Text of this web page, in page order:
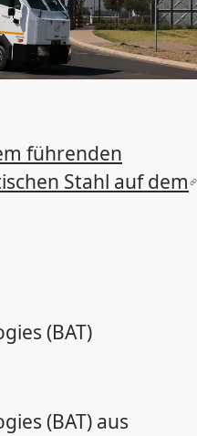
führenden
Stahl auf dem
(BAT)
(BAT) aus